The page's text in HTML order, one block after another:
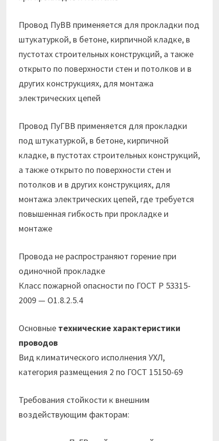
Провод ПуВВ применяется для прокладки под
штукатуркой, в бетоне, кирпичной кладке, в
пустотах строительных конструкций, а также
открыто по поверхно­сти стен и потолков и в
других конструкциях, для монтажа
электрических цепей
Провод ПуГВВ применяется для прокладки
под штукатуркой, в бетоне, кирпичной
кладке, в пустотах строительных конструкций,
а также открыто по поверхно­сти стен и
потолков и в других конструкциях, для
монтажа электрических цепей, где требуется
повышенная гибкость при прокладке и
монтаже
Провода не распространяют горение при
одиночной прокладке
Класс пожарной опасности по ГОСТ Р 53315-
2009 — О1.8.2.5.4
Основные технические характеристики
проводов
Вид климатического исполнения УХЛ,
категория размещения 2 по ГОСТ 15150-69
Требования стойкости к внешним
воздействующим факторам: